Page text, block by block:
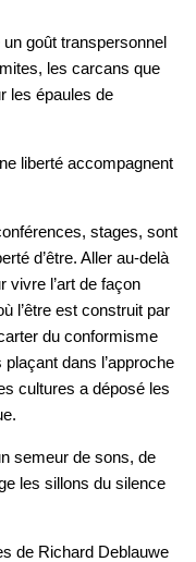
un goût transpersonnel
les carcans que
les épaules de
liberté accompagnent
stages, sont
d’être. Aller au-delà
vivre l’art de façon
l’être est construit par
du conformisme
dans l’approche
cultures a déposé les
semeur de sons, de
les sillons du silence
de Richard Deblauwe